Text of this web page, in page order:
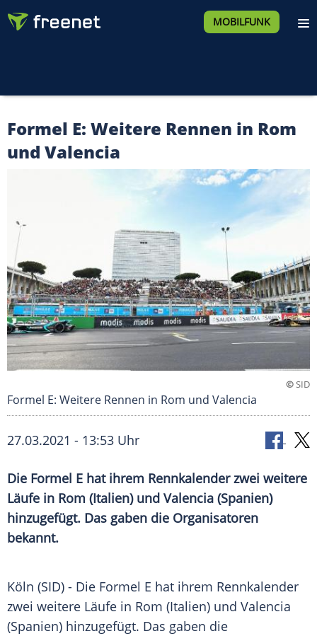
MOBILFUNK
Formel E: Weitere Rennen in Rom
und Valencia
©SID
Formel E: Weitere Rennen in Rom und Valencia
27.03.2021 - 13:53 Uhr
Die Formel E hat ihrem Rennkalenderzwei weitere
Läufe in Rom (Italien) und Valencia (Spanien)
hinzugefügt. Das gaben die Organisatoren
bekannt.
Köln (SID) - Die Formel E hat ihrem Rennkalender
zwei weitere Läufe in Rom (Italien) und Valencia
(Spanien) hinzugefügt. Das gaben die